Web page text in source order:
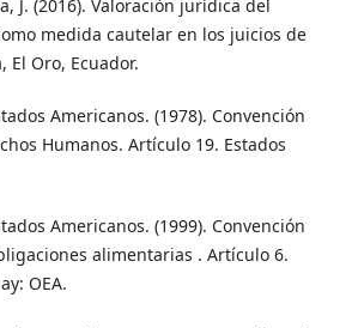
J. (2016). Valoración jurídica del
medida cautelar en los juicios de
El Oro, Ecuador.
Americanos. (1978). Convención
Humanos. Artículo 19. Estados
Americanos. (1999). Convención
alimentarias . Artículo 6.
OEA.